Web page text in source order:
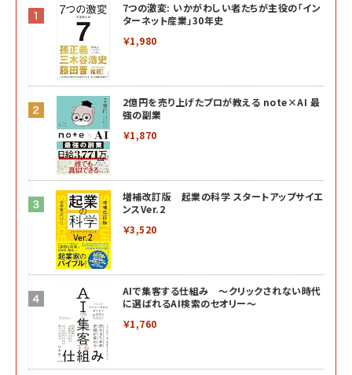
7つの激変: いかがわしい者たちが主役の「イン
ターネット産業」30年史
￥1,980
2億円を売り上げたプロが教える note×AI 最
強の副業
￥1,870
増補改訂版 起業の科学 スタートアップサイエ
ンスVer.2
￥3,520
AIで集客する仕組み ～クリックされない時代
に選ばれるAI検索のセオリー～
￥1,760